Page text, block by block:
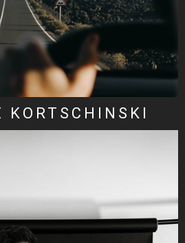
KORTSCHINSKI